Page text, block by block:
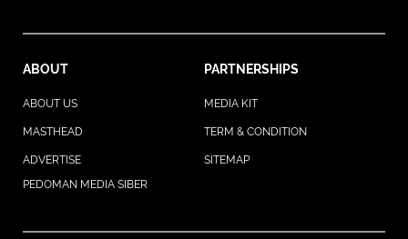
ABOUT PARTNERSHIPS
ABOUT US MEDIA KIT
MASTHEAD TERM & CONDITION
ADVERTISE
SITEMAP
PEDOMAN MEDIA SIBER